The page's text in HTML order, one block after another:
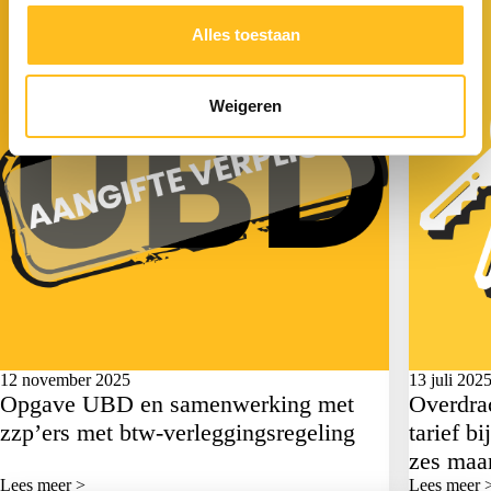
Alles toestaan
Weigeren
12 november 2025
Opgave UBD en samenwerking met
zzp’ers met btw-verleggingsregeling
Lees meer >
13 juli 2025
tarief
zes
Lees meer